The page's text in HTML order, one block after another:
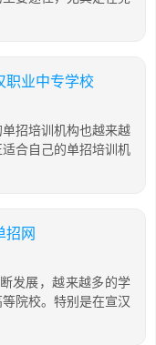
职业中专学校
招培训机构也越来越
合自己的单招培训机
招网
发展，越来越多的学
院校。特别是在宣汉